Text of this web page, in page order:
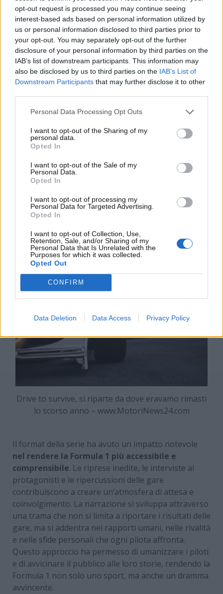
opt-out request is processed you may continue seeing
interest-based ads based on personal information utilized by
us or personal information disclosed to third parties prior to
your opt-out. You may separately opt-out of the further
disclosure of your personal information by third parties on the
IAB’s list of downstream participants. This information may
also be disclosed by us to third parties on the IAB’s List of
Downstream Participants that may further disclose it to other
Personal Data Processing Opt Outs
I want to opt-out of the Sharing of my
personal data.
Opted In
I want to opt-out of the Sale of my
Personal Data.
Opted In
I want to opt-out of processing my
Personal Data for Targeted Advertising.
Opted In
I want to opt-out of Collection, Use,
Retention, Sale, and/or Sharing of my
Personal Data that Is Unrelated with the
Purposes for which it was collected.
Opted Out
CONFIRM
Data Deletion Data Access Privacy Policy
Oltre a queste storie di alto profilo,Drive To Survive
propone di esplorare anche gli sviluppi più recenti,
come illicenziamento di Sergio Pereze la scelta di
Toto Wolff e dellaMercedesdi puntare su giovani
talenti comeAndrea Kimi Antonelli , un nome che
promette di fare la differenza nel panorama della
Formula 1. La stagione 2024 è stata caratterizzata da
questo mondo affascinante e competitivo, con
immagini esclusive che svelano il dietro le quinte
delle decisioni strategiche dei team.
venerdì 7 marzo 2025, a una settimana dall’inizio del
nuovo campionato, previsto per il
Melbourne
Australia
. Questo tempismo
strategico non è casuale: coincide con il momento in
cui gli appassionati desiderano rinfrescare la
memoria su quanto accaduto nel 2024 e prepararsi
ad affrontare la nuova avventura delle gare.
Drive to survive, si riparte da dove eravamo rimasti
lo scorso anno – www.MotoriNews24.com
Il format della serie ha avuto un impatto notevole
nel rendere la Formula 1 più accessibile e
comprensibile. Le riprese inedite, le interviste ai
protagonisti e le ripercussioni delle gare
contribuiscono a creare un’atmosfera di attesa e
coinvolgimento. La narrazione si sviluppa attraverso
una trama che non si limita a riportare i risultati delle
gare, ma si addentra nei rapporti umani, nelle rivalità
e nelle sfide personali che ogni pilota affronta.
Questo approccio ha permesso di umanizzare i piloti
e di avvicinare il pubblico alle loro storie, rendendo la
Formula 1 non solo uno sport, ma anche un dramma
avvincente.